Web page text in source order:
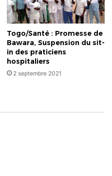
Togo/Santé : Promesse de
Bawara, Suspension du sit-
in des praticiens
hospitaliers
2 septembre 2021